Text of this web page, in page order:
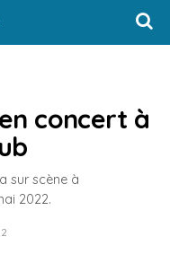
concert à
sur scène à
2022.